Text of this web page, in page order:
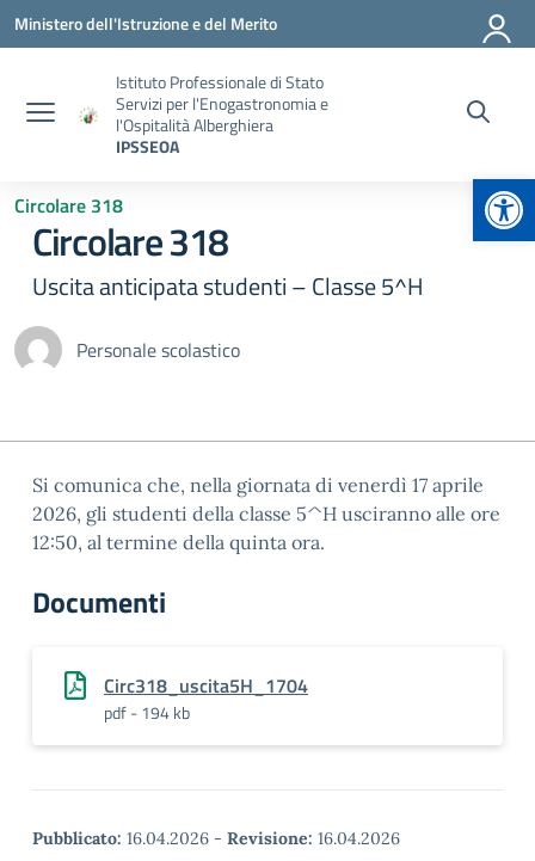
Vai ai contenuti
Vai al menu di navigazione
Vai al footer
Ministero dell'Istruzione e del Merito
Istituto Professionale di Stato
Servizi per l'Enogastronomia e
l'Ospitalità Alberghiera
IPSSEOA
Circolare 318
Circolare 318
Uscita anticipata studenti – Classe 5^H
Personale scolastico
Si comunica che, nella giornata di venerdì 17 aprile
2026, gli studenti della classe 5^H usciranno alle ore
12:50, al termine della quinta ora.
Documenti
Circ318_uscita5H_1704
pdf - 194 kb
Pubblicato: 16.04.2026 - Revisione: 16.04.2026